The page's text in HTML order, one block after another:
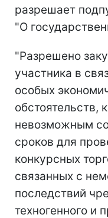
разрешает
"О
"Разрешено
участника в
особых
обстоятельств,
невозможным
сроков для
конкурсных
связанных с
последствий
техногенного и